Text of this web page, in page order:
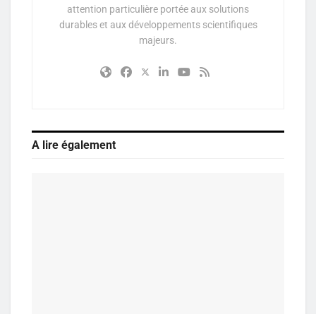
attention particulière portée aux solutions
durables et aux développements scientifiques
majeurs.
A lire également